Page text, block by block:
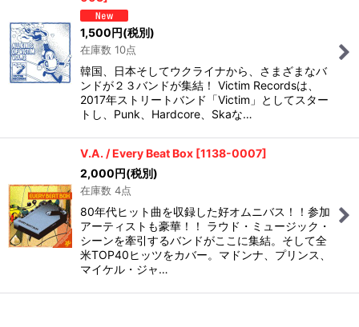
1,500円(税別)
在庫数 10点
韓国、日本そしてウクライナから、さまざまなバ
ンドが２３バンドが集結！ Victim Recordsは、
2017年ストリートバンド「Victim」としてスター
トし、Punk、Hardcore、Skaな…
V.A. / Every Beat Box [1138-0007]
2,000円(税別)
在庫数 4点
80年代ヒット曲を収録した好オムニバス！！参加
アーティストも豪華！！ ラウド・ミュージック・
シーンを牽引するバンドがここに集結。そして全
米TOP40ヒッツをカバー。マドンナ、プリンス、
マイケル・ジャ…